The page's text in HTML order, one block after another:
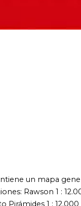
de la región en
principales puntos de